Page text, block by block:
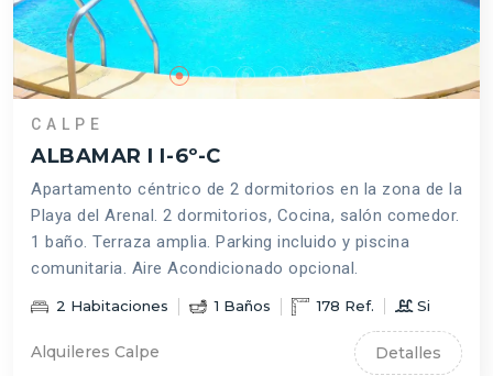
CALPE
ALBAMAR I I-6º-C
Apartamento céntrico de 2 dormitorios en la zona de la
Playa del Arenal. 2 dormitorios, Cocina, salón comedor.
1 baño. Terraza amplia. Parking incluido y piscina
comunitaria. Aire Acondicionado opcional.
2 Habitaciones 1 Baños 178 Ref. Si
Alquileres Calpe Detalles